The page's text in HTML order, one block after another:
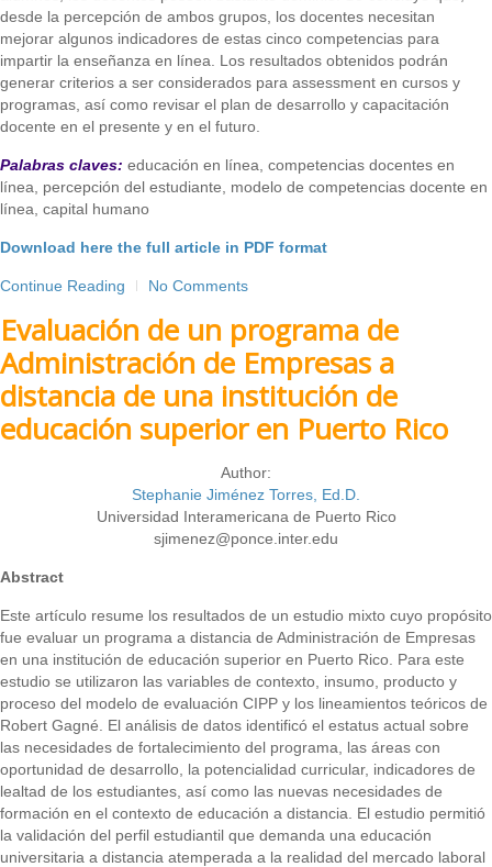
desde la percepción de ambos grupos, los docentes necesitan
mejorar algunos indicadores de estas cinco competencias para
impartir la enseñanza en línea. Los resultados obtenidos podrán
generar criterios a ser considerados para assessment en cursos y
programas, así como revisar el plan de desarrollo y capacitación
docente en el presente y en el futuro.
Palabras claves: educación en línea, competencias docentes en
línea, percepción del estudiante, modelo de competencias docente en
línea, capital humano
Download here the full article in PDF format
Continue Reading No Comments
Evaluación de un programa de
Administración de Empresas a
distancia de una institución de
educación superior en Puerto Rico
Author:
Stephanie Jiménez Torres, Ed.D.
Universidad Interamericana de Puerto Rico
sjimenez@ponce.inter.edu
Abstract
Este artículo resume los resultados de un estudio mixto cuyo propósito
fue evaluar un programa a distancia de Administración de Empresas
en una institución de educación superior en Puerto Rico. Para este
estudio se utilizaron las variables de contexto, insumo, producto y
proceso del modelo de evaluación CIPP y los lineamientos teóricos de
Robert Gagné. El análisis de datos identificó el estatus actual sobre
las necesidades de fortalecimiento del programa, las áreas con
oportunidad de desarrollo, la potencialidad curricular, indicadores de
lealtad de los estudiantes, así como las nuevas necesidades de
formación en el contexto de educación a distancia. El estudio permitió
la validación del perfil estudiantil que demanda una educación
universitaria a distancia atemperada a la realidad del mercado laboral